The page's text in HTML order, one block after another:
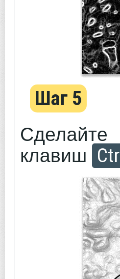
Шаг 5
Сделайте
клавиш